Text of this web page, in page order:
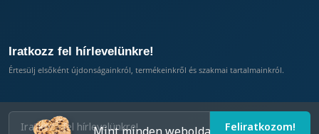
Iratkozz fel hírlevelünkre!
Értesülj elsőként újdonságainkról, termékeinkről és szakmai tartalmainkról.